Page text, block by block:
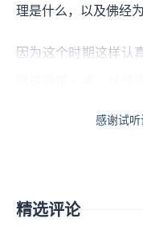
理是什么，以及佛经
因为这个时期这样认
吗？佛经里有很多“
感谢试
精选评论